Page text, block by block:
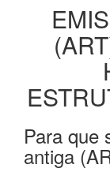
Para que
antiga